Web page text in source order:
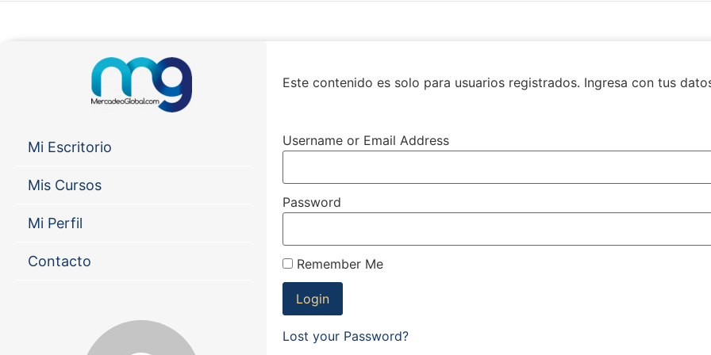
Mi Escritorio
Mis Cursos
Mi Perfil
Contacto
Este contenido es solo para usuarios registrados. Ingresa con tus
Username or Email Address
Password
Remember Me
Lost your Password?